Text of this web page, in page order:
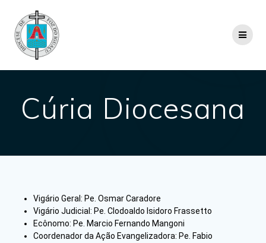
Cúria Diocesana
Vigário Geral: Pe. Osmar Caradore
Vigário Judicial: Pe. Clodoaldo Isidoro Frassetto
Ecônomo: Pe. Marcio Fernando Mangoni
Coordenador da Ação Evangelizadora: Pe. Fabio